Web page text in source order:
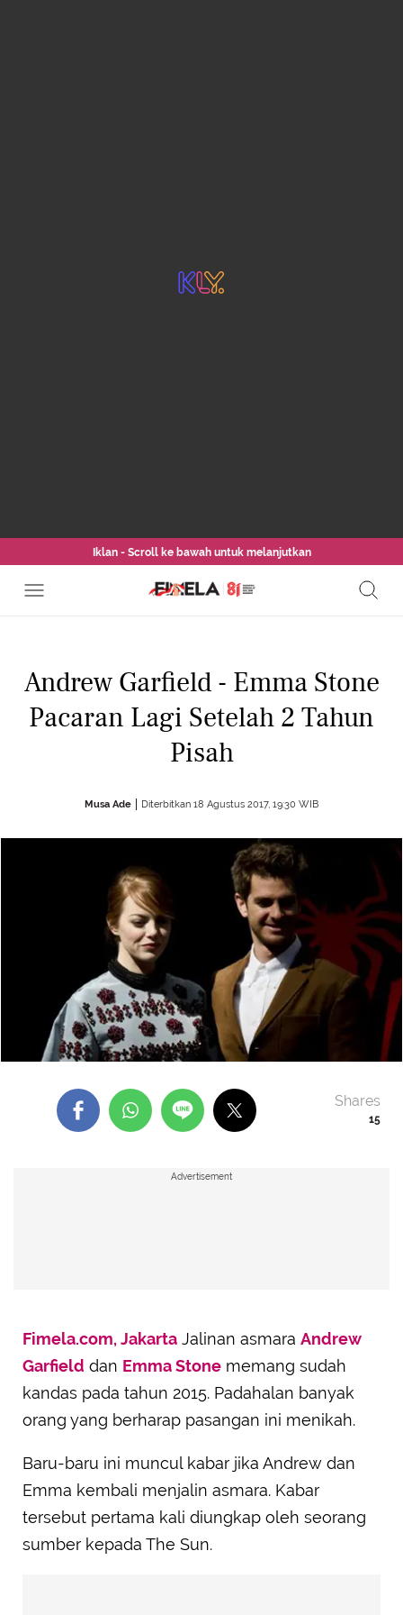
Iklan - Scroll ke bawah untuk melanjutkan
Andrew Garfield - Emma Stone
Pacaran Lagi Setelah 2 Tahun
Pisah
Musa Ade Diterbitkan 18 Agustus 2017, 19:30 WIB
15
Shares
Advertisement
Fimela.com, Jakarta Jalinan asmara Andrew
Garfield dan Emma Stone memang sudah
kandas pada tahun 2015. Padahalan banyak
orang yang berharap pasangan ini menikah.
Baru-baru ini muncul kabar jika Andrew dan
Emma kembali menjalin asmara. Kabar
tersebut pertama kali diungkap oleh seorang
sumber kepada The Sun.